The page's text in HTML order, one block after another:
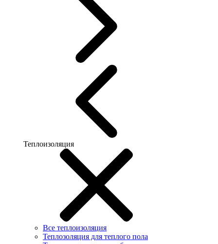
Теплоизоляция
Все теплоизоляция
Теплозоляция для теплого пола